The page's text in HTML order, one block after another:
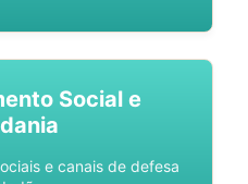
Social e
e canais de defesa